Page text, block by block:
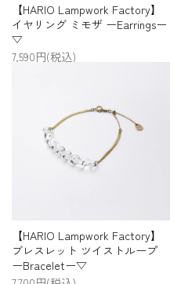
【HARIO Lampwork Factory】
イヤリング ミモザ ーEarringsー
▽
7,590円(税込)
【HARIO Lampwork Factory】
ブレスレット ツイストループ
ーBraceletー▽